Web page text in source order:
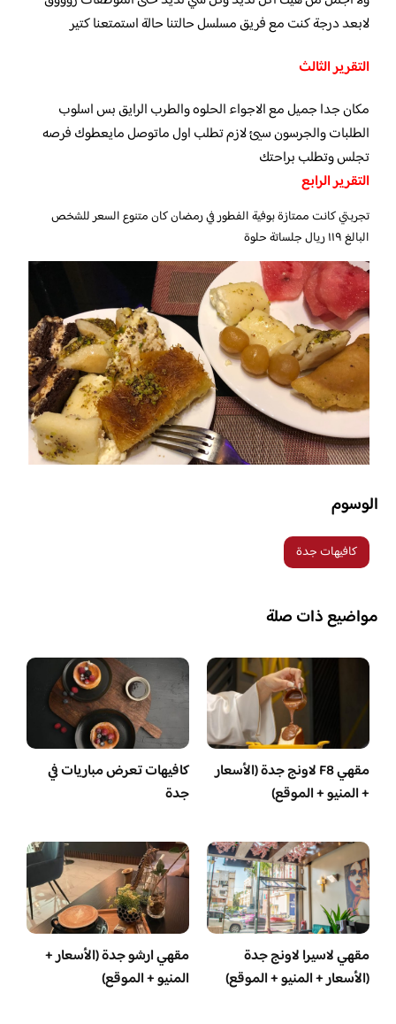
لابعد درجة كنت مع فريق مسلسل حالتنا حالة استمتعنا كتير
التقرير الثالث
مكان جدا جميل مع الاجواء الحلوه والطرب الرايق بس اسلوب
الطلبات والجرسون سيئ لازم تطلب اول ماتوصل مايعطوك فرصه
تجلس وتطلب براحتك
التقرير الرابع
تجربتي كانت ممتازة بوفية الفطور في رمضان كان متنوع السعر للشخص
البالغ ١١٩ ريال جلساتة حلوة
الوسوم
كافيهات جدة
مواضيع ذات صلة
مقهي F8 لاونج جدة (الأسعار
+ المنيو + الموقع)
كافيهات تعرض مباريات في
جدة
مقهي لاسيرا لاونج جدة
(الأسعار + المنيو + الموقع)
مقهي ارشو جدة (الأسعار +
المنيو + الموقع)